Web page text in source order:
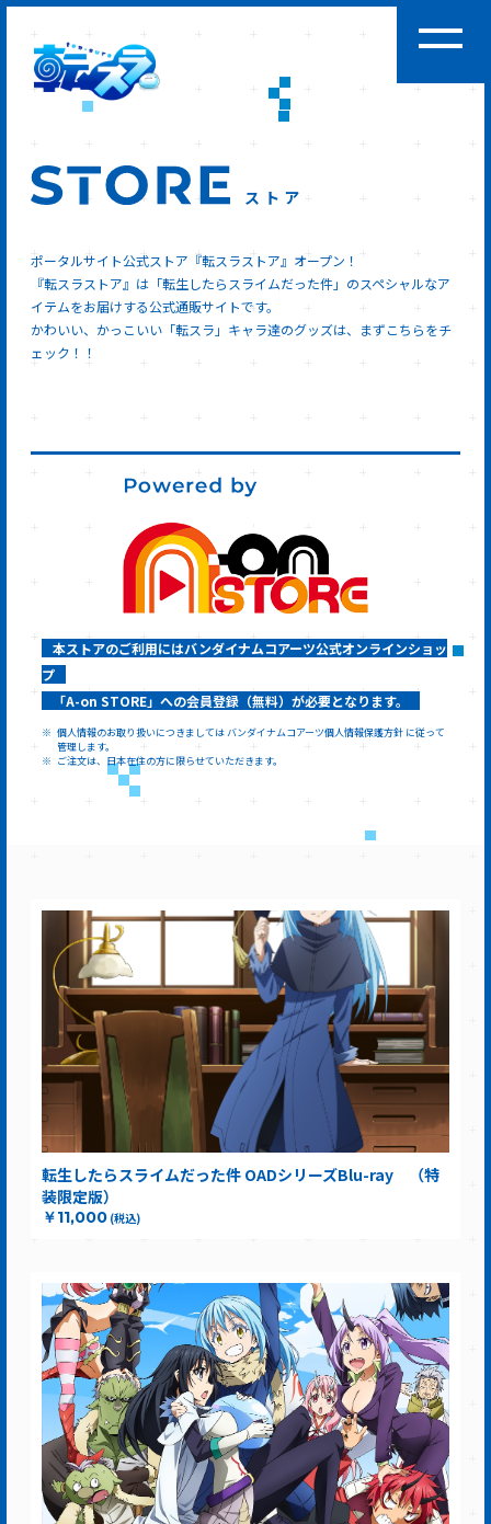
ストア
ポータルサイト公式ストア『転スラストア』オープン！
『転スラストア』は「転生したらスライムだった件」のスペシャルなア
イテムをお届けする公式通販サイトです。
かわいい、かっこいい「転スラ」キャラ達のグッズは、まずこちらをチ
ェック！！
本ストアのご利用にはバンダイナムコアーツ公式オンラインショッ
プ
「A-on STORE」への会員登録（無料）が必要となります。
個人情報のお取り扱いにつきましては バンダイナムコアーツ個人情報保護方針 に従って
管理します。
ご注文は、日本在住の方に限らせていただきます。
転生したらスライムだった件 OADシリーズBlu-ray （特
装限定版）
￥11,000(税込)